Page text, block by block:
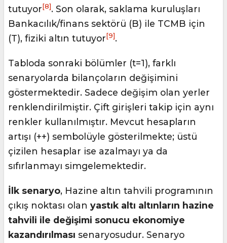
tutuyor[8]. Son olarak, saklama kuruluşları
Bankacılık/finans sektörü (B) ile TCMB için
(T), fiziki altın tutuyor[9].
Tabloda sonraki bölümler (t=1), farklı
senaryolarda bilançoların değişimini
göstermektedir. Sadece değişim olan yerler
renklendirilmiştir. Çift girişleri takip için aynı
renkler kullanılmıştır. Mevcut hesapların
artışı (++) sembolüyle gösterilmekte; üstü
çizilen hesaplar ise azalmayı ya da
sıfırlanmayı simgelemektedir.
İlk senaryo, Hazine altın tahvili programının
çıkış noktası olan yastık altı altınların hazine
tahvili ile değişimi sonucu ekonomiye
kazandırılması senaryosudur. Senaryo